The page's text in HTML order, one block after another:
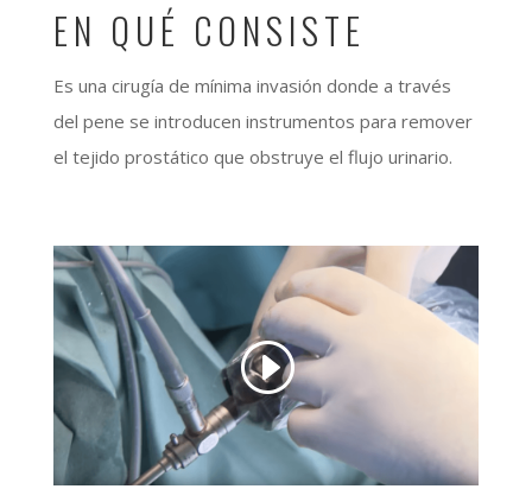
EN QUÉ CONSISTE
Es una cirugía de mínima invasión donde a través
del pene se introducen instrumentos para remover
el tejido prostático que obstruye el flujo urinario.